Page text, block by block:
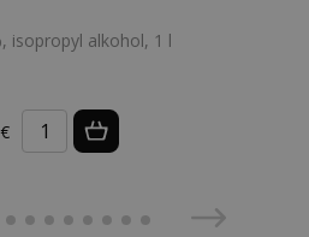
alkohol, 1 l